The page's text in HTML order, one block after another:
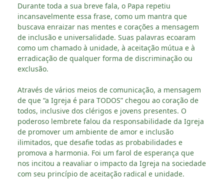
Durante toda a sua breve fala, o Papa repetiu
incansavelmente essa frase, como um mantra que
buscava enraizar nas mentes e corações a mensagem
de inclusão e universalidade. Suas palavras ecoaram
como um chamado à unidade, à aceitação mútua e à
erradicação de qualquer forma de discriminação ou
exclusão.
Através de vários meios de comunicação, a mensagem
de que “a Igreja é para TODOS” chegou ao coração de
todos, inclusive dos clérigos e jovens presentes. O
poderoso lembrete falou da responsabilidade da Igreja
de promover um ambiente de amor e inclusão
ilimitados, que desafie todas as probabilidades e
promova a harmonia. Foi um farol de esperança que
nos incitou a reavaliar o impacto da Igreja na sociedade
com seu princípio de aceitação radical e unidade.